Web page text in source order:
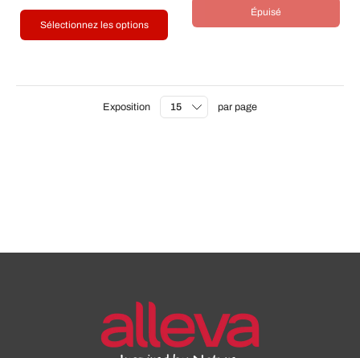
Sélectionnez les options
Épuisé
Exposition par page